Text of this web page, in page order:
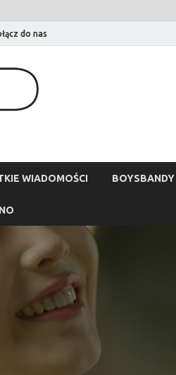
do nas
WIADOMOŚCI BOYSBANDY